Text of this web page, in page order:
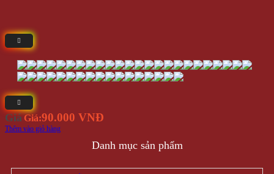
Giá Giá:90.000 VNĐ
Thêm vào giỏ hàng
Danh mục sản phẩm